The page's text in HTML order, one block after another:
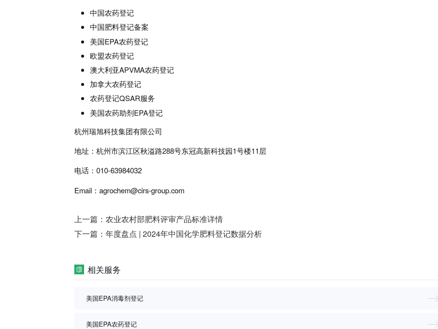
中国农药登记
中国肥料登记备案
美国EPA农药登记
欧盟农药登记
澳大利亚APVMA农药登记
加拿大农药登记
农药登记QSAR服务
美国农药助剂EPA登记
杭州瑞旭科技集团有限公司
地址：杭州市滨江区秋溢路288号东冠高新科技园1号楼11层
电话：010-63984032
Email：agrochem@cirs-group.com
上一篇： 农业农村部肥料评审产品标准详情
下一篇： 年度盘点 | 2024年中国化学肥料登记数据分析
相关服务
美国EPA消毒剂登记
美国EPA农药登记